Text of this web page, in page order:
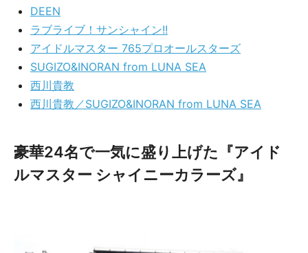
DEEN
ラブライブ！サンシャイン!!
アイドルマスター 765プロオールスターズ
SUGIZO&INORAN from LUNA SEA
西川貴教
西川貴教／SUGIZO&INORAN from LUNA SEA
豪華24名で一気に盛り上げた『アイド
ルマスター シャイニーカラーズ』